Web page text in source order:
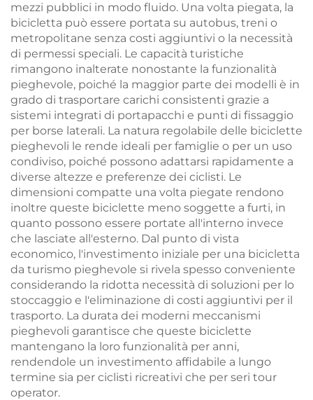
mezzi pubblici in modo fluido. Una volta piegata, la
bicicletta può essere portata su autobus, treni o
metropolitane senza costi aggiuntivi o la necessità
di permessi speciali. Le capacità turistiche
rimangono inalterate nonostante la funzionalità
pieghevole, poiché la maggior parte dei modelli è in
grado di trasportare carichi consistenti grazie a
sistemi integrati di portapacchi e punti di fissaggio
per borse laterali. La natura regolabile delle biciclette
pieghevoli le rende ideali per famiglie o per un uso
condiviso, poiché possono adattarsi rapidamente a
diverse altezze e preferenze dei ciclisti. Le
dimensioni compatte una volta piegate rendono
inoltre queste biciclette meno soggette a furti, in
quanto possono essere portate all'interno invece
che lasciate all'esterno. Dal punto di vista
economico, l'investimento iniziale per una bicicletta
da turismo pieghevole si rivela spesso conveniente
considerando la ridotta necessità di soluzioni per lo
stoccaggio e l'eliminazione di costi aggiuntivi per il
trasporto. La durata dei moderni meccanismi
pieghevoli garantisce che queste biciclette
mantengano la loro funzionalità per anni,
rendendole un investimento affidabile a lungo
termine sia per ciclisti ricreativi che per seri tour
operator.